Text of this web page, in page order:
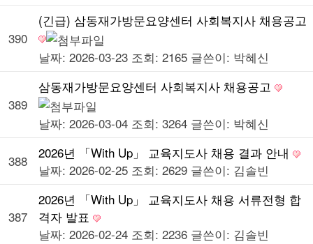
390
(긴급) 삼동재가방문요양센터 사회복지사 채용공고
날짜: 2026-03-23 조회: 2165 글쓴이: 박혜신
389
삼동재가방문요양센터 사회복지사 채용공고
날짜: 2026-03-04 조회: 3264 글쓴이: 박혜신
388
2026년 「With Up」 교육지도사 채용 결과 안내
날짜: 2026-02-25 조회: 2629 글쓴이: 김솔빈
387
2026년 「With Up」 교육지도사 채용 서류전형 합
격자 발표
날짜: 2026-02-24 조회: 2236 글쓴이: 김솔빈